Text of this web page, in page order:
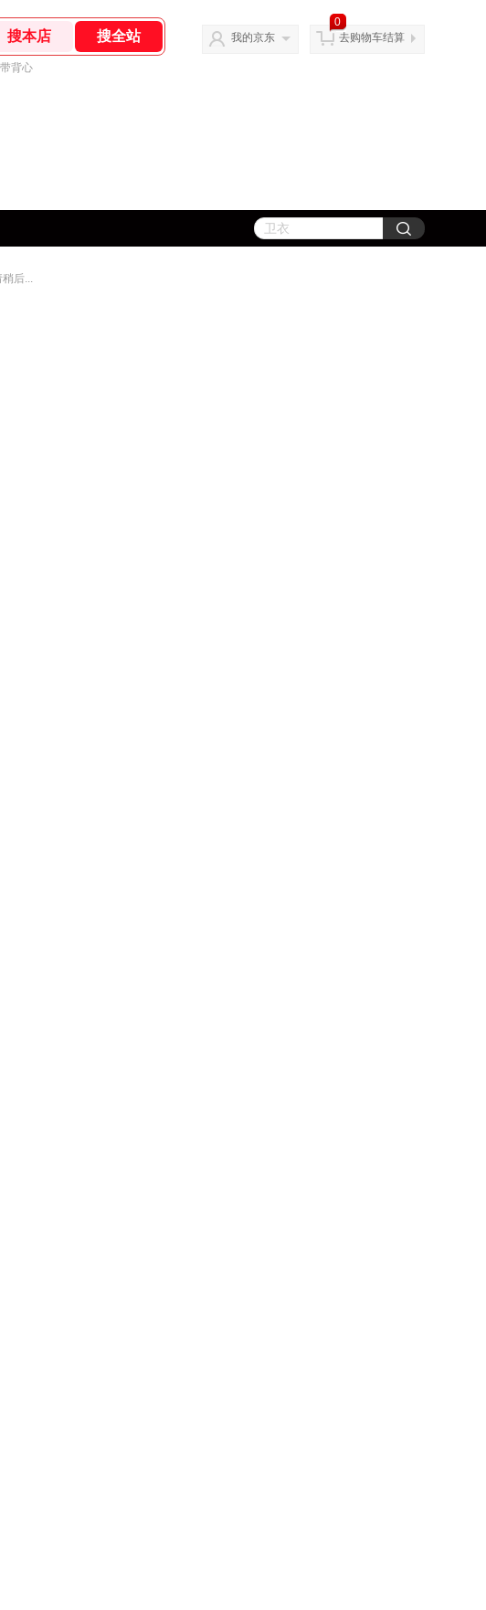
背心
我的京东
0
去购物车结算
后...